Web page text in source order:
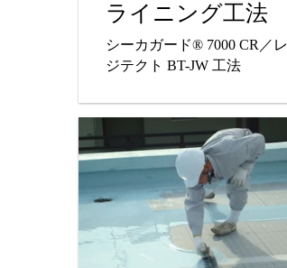
ライニング工法
シーカガード® 7000 CR／レ
ジテクト BT-JW 工法